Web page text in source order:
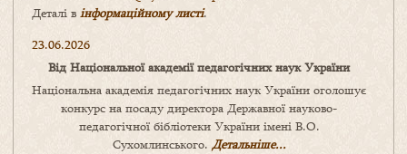
Деталі в інформаційному листі.
23.06.2026
Від Національної академії педагогічних наук України
Національна академія педагогічних наук України оголошує
конкурс на посаду директора Державної науково-
педагогічної бібліотеки України імені В.О.
Сухомлинського. Детальніше...